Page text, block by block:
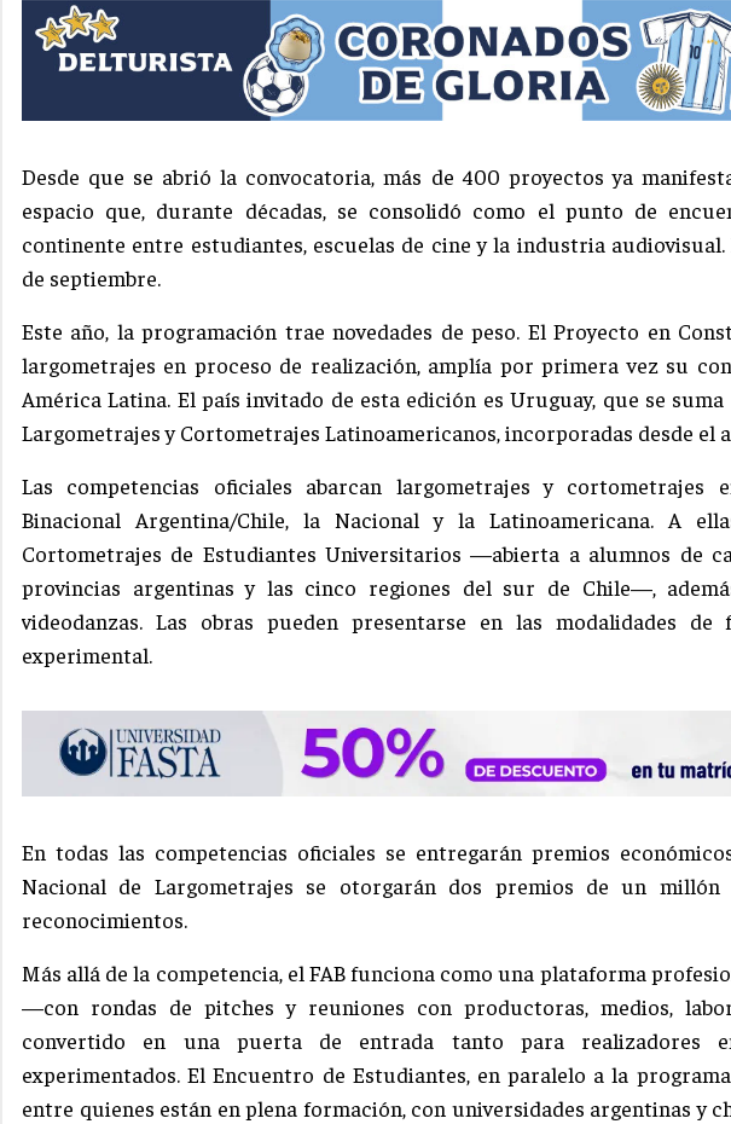
Desde que se abrió la convocatoria, más de 400 proyectos ya
espacio que, durante décadas, se consolidó como el punto de
continente entre estudiantes, escuelas de cine y la industria
de septiembre.
Este año, la programación trae novedades de peso. El Proyecto en
largometrajes en proceso de realización, amplía por primera vez su
América Latina. El país invitado de esta edición es Uruguay, que se
Largometrajes y Cortometrajes Latinoamericanos, incorporadas desde el
Las competencias oficiales abarcan largometrajes y cortometrajes
Binacional Argentina/Chile, la Nacional y la Latinoamericana. A
Cortometrajes de Estudiantes Universitarios —abierta a alumnos de
provincias argentinas y las cinco regiones del sur de Chile—,
videodanzas. Las obras pueden presentarse en las modalidades de
experimental.
En todas las competencias oficiales se entregarán premios
Nacional de Largometrajes se otorgarán dos premios de un
reconocimientos.
Más allá de la competencia, el FAB funciona como una plataforma
—con rondas de pitches y reuniones con productoras, medios,
convertido en una puerta de entrada tanto para realizadores
experimentados. El Encuentro de Estudiantes, en paralelo a la
entre quienes están en plena formación, con universidades argentinas y